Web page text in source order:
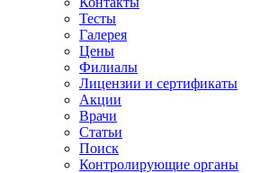
Тесты
Галерея
Цены
Филиалы
Лицензии и сертификаты
Акции
Врачи
Статьи
Поиск
Контролирующие органы